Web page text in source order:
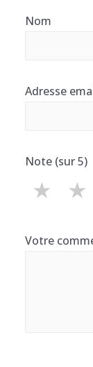
Nom
Adresse
Note (sur 5)
★
★
Votre